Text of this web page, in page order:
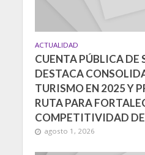
ACTUALIDAD
CUENTA PÚBLICA DE
DESTACA
TURISMO EN 2025 Y
RUTA PARA
COMPETITIVIDAD
agosto 1, 2026